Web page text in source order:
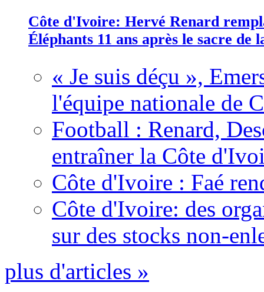
Côte d'Ivoire: Hervé Renard
Éléphants 11 ans après le sacre de
« Je suis déçu »,
l'équipe nationale de
Football : Renard,
entraîner la Côte
Côte d'Ivoire : Faé
Côte d'Ivoire: des
sur des stocks non-
plus d'articles »